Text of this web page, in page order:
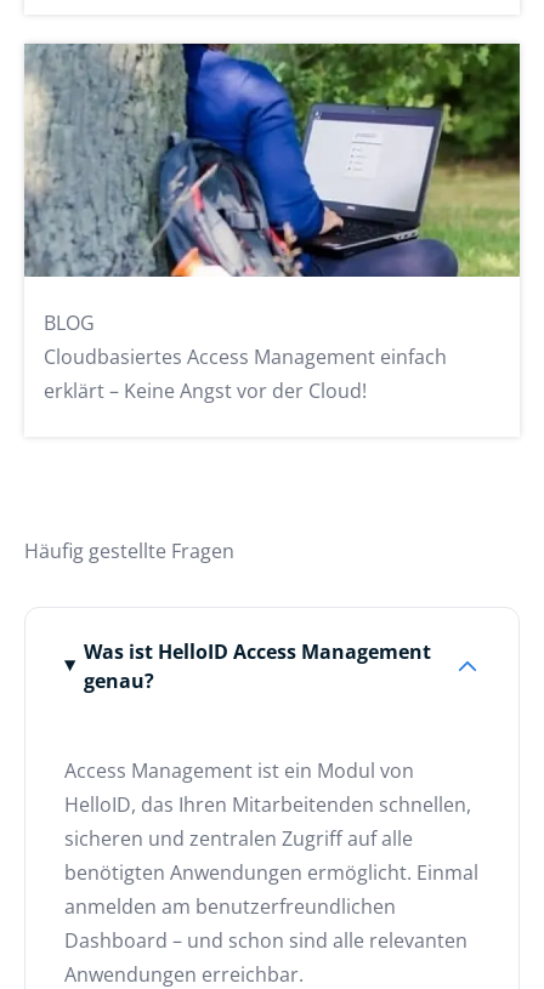
BLOG
Cloudbasiertes Access Management einfach
erklärt – Keine Angst vor der Cloud!
Häufig gestellte Fragen
Was ist HelloID Access Management
genau?
Access Management ist ein Modul von
HelloID, das Ihren Mitarbeitenden schnellen,
sicheren und zentralen Zugriff auf alle
benötigten Anwendungen ermöglicht. Einmal
anmelden am benutzerfreundlichen
Dashboard – und schon sind alle relevanten
Anwendungen erreichbar.